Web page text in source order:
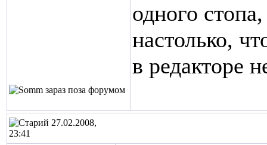
одного
настолько,
в редакторе
27.02.2008,
23:41